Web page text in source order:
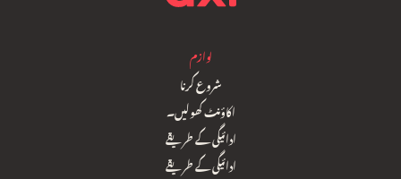
لوازم
شروع کرنا
اکاؤنٹ کھولیں۔
ادائیگی کے طریقے
ادائیگی کے طریقے